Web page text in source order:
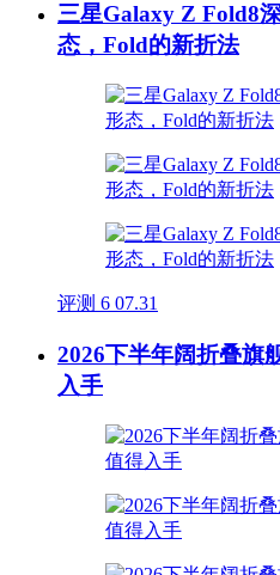
三星Galaxy Z Fold8
态，Fold的新折法
评测 6 07.31
2026下半年阔折叠旗
入手